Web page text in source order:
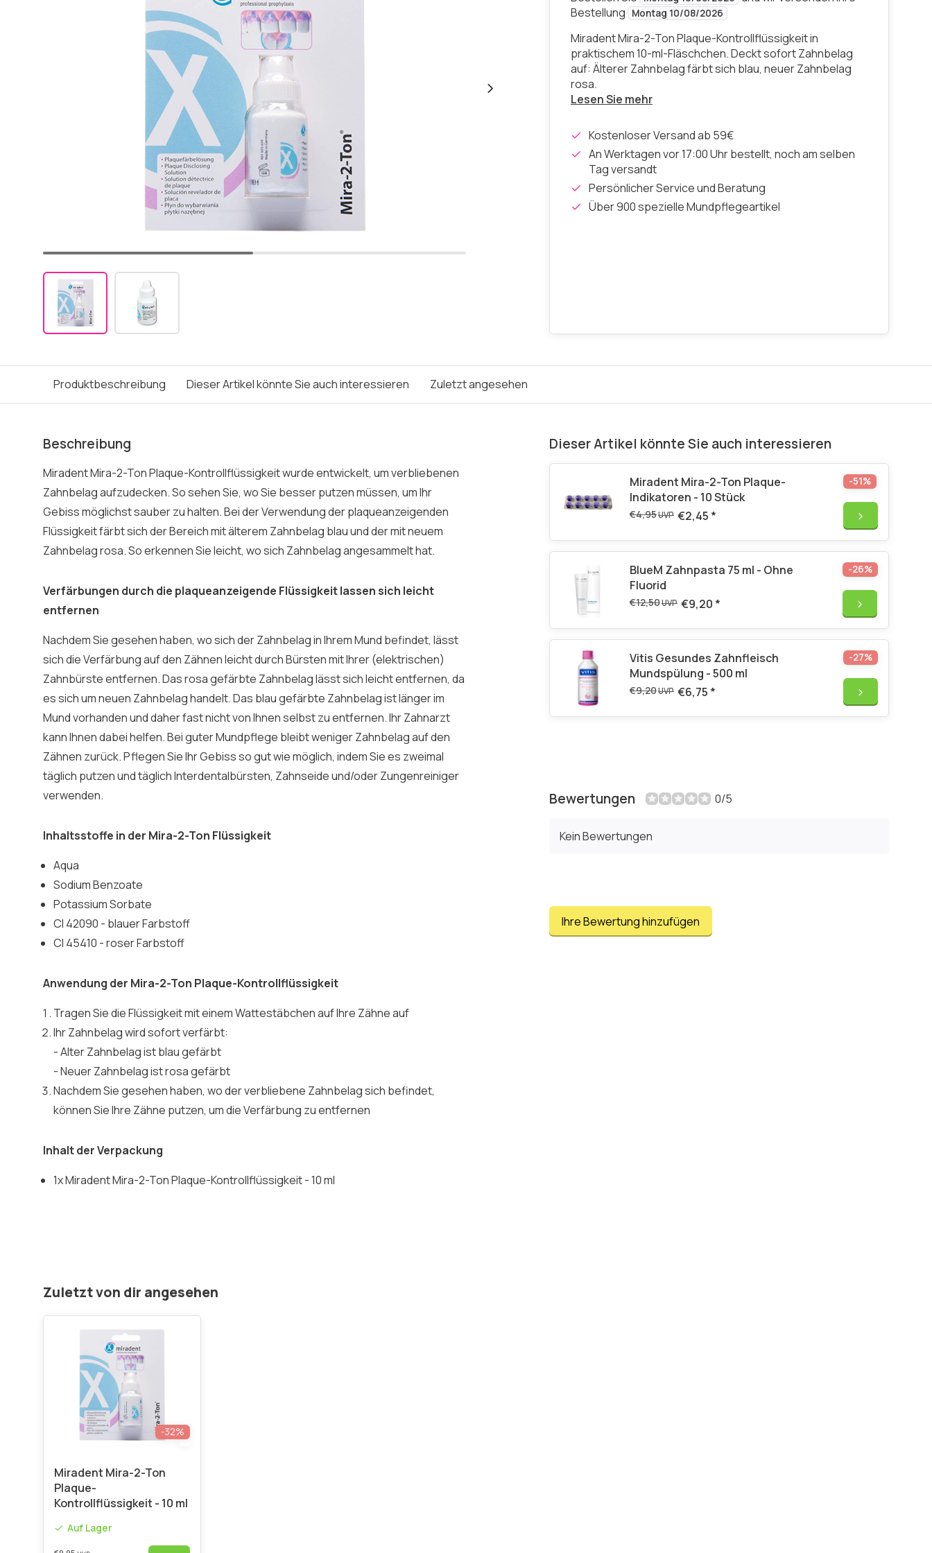
Bestellung
Montag 10/08/2026
Miradent Mira-2-Ton Plaque-Kontrollflüssigkeit in
praktischem 10-ml-Fläschchen. Deckt sofort Zahnbelag
auf: Älterer Zahnbelag färbt sich blau, neuer Zahnbelag
rosa.
Lesen Sie mehr
Kostenloser Versand ab 59€
An Werktagen vor 17:00 Uhr bestellt, noch am selben
Tag versandt
Persönlicher Service und Beratung
Über 900 spezielle Mundpflegeartikel
Produktbeschreibung Dieser Artikel könnte Sie auch interessieren Zuletzt angesehen
Beschreibung
Miradent Mira-2-Ton Plaque-Kontrollflüssigkeit wurde entwickelt, um verbliebenen
Zahnbelag aufzudecken. So sehen Sie, wo Sie besser putzen müssen, um Ihr
Gebiss möglichst sauber zu halten. Bei der Verwendung der plaqueanzeigenden
Flüssigkeit färbt sich der Bereich mit älterem Zahnbelag blau und der mit neuem
Zahnbelag rosa. So erkennen Sie leicht, wo sich Zahnbelag angesammelt hat.
Verfärbungen durch die plaqueanzeigende Flüssigkeit lassen sich leicht
entfernen
Nachdem Sie gesehen haben, wo sich der Zahnbelag in Ihrem Mund befindet, lässt
sich die Verfärbung auf den Zähnen leicht durch Bürsten mit Ihrer (elektrischen)
Zahnbürste entfernen. Das rosa gefärbte Zahnbelag lässt sich leicht entfernen, da
es sich um neuen Zahnbelag handelt. Das blau gefärbte Zahnbelag ist länger im
Mund vorhanden und daher fast nicht von Ihnen selbst zu entfernen. Ihr Zahnarzt
kann Ihnen dabei helfen. Bei guter Mundpflege bleibt weniger Zahnbelag auf den
Zähnen zurück. Pflegen Sie Ihr Gebiss so gut wie möglich, indem Sie es zweimal
täglich putzen und täglich Interdentalbürsten, Zahnseide und/oder Zungenreiniger
verwenden.
Inhaltsstoffe in der Mira-2-Ton Flüssigkeit
Aqua
Sodium Benzoate
Potassium Sorbate
CI 42090 - blauer Farbstoff
CI 45410 - roser Farbstoff
Anwendung der Mira-2-Ton Plaque-Kontrollflüssigkeit
Tragen Sie die Flüssigkeit mit einem Wattestäbchen auf Ihre Zähne auf
Ihr Zahnbelag wird sofort verfärbt:
- Alter Zahnbelag ist blau gefärbt
- Neuer Zahnbelag ist rosa gefärbt
Nachdem Sie gesehen haben, wo der verbliebene Zahnbelag sich befindet,
können Sie Ihre Zähne putzen, um die Verfärbung zu entfernen
Inhalt der Verpackung
1x Miradent Mira-2-Ton Plaque-Kontrollflüssigkeit - 10 ml
Dieser Artikel könnte Sie auch interessieren
Miradent Mira-2-Ton Plaque-
Indikatoren - 10 Stück
€4,95UVP €2,45 *
-51%
BlueM Zahnpasta 75 ml - Ohne
Fluorid
€12,50UVP €9,20 *
-26%
Vitis Gesundes Zahnfleisch
Mundspülung - 500 ml
€9,20UVP €6,75 *
-27%
Bewertungen 0/5
Kein Bewertungen
Ihre Bewertung hinzufügen
Zuletzt von dir angesehen
-32%
Miradent Mira-2-Ton
Plaque-
Kontrollflüssigkeit - 10 ml
Auf Lager